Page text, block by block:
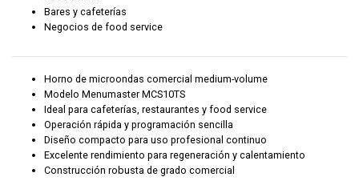
Bares y cafeterías
Negocios de food service
Horno de microondas comercial medium-volume
Modelo Menumaster MCS10TS
Ideal para cafeterías, restaurantes y food service
Operación rápida y programación sencilla
Diseño compacto para uso profesional continuo
Excelente rendimiento para regeneración y calentamiento
Construcción robusta de grado comercial